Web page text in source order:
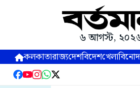
৬ আগস্ট,
কলকাতারাজ্যদেশবিদেশখেলা